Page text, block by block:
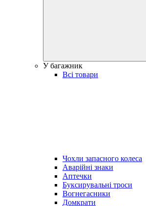
У багажник
Всі товари
Чохли запасного колеса
Аварійні знаки
Аптечки
Буксирувальні троси
Вогнегасники
Домкрати